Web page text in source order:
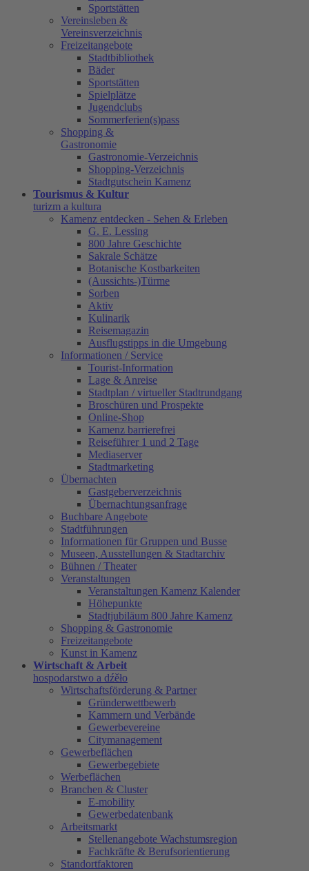
Sportstätten
Vereinsleben &
Vereinsverzeichnis
Freizeitangebote
Stadtbibliothek
Bäder
Sportstätten
Spielplätze
Jugendclubs
Sommerferien(s)pass
Shopping &
Gastronomie
Gastronomie-Verzeichnis
Shopping-Verzeichnis
Stadtgutschein Kamenz
Tourismus & Kultur
turizm a kultura
Kamenz entdecken - Sehen & Erleben
G. E. Lessing
800 Jahre Geschichte
Sakrale Schätze
Botanische Kostbarkeiten
(Aussichts-)Türme
Sorben
Aktiv
Kulinarik
Reisemagazin
Ausflugstipps in die Umgebung
Informationen / Service
Tourist-Information
Lage & Anreise
Stadtplan / virtueller Stadtrundgang
Broschüren und Prospekte
Online-Shop
Kamenz barrierefrei
Reiseführer 1 und 2 Tage
Mediaserver
Stadtmarketing
Übernachten
Gastgeberverzeichnis
Übernachtungsanfrage
Buchbare Angebote
Stadtführungen
Informationen für Gruppen und Busse
Museen, Ausstellungen & Stadtarchiv
Bühnen / Theater
Veranstaltungen
Veranstaltungen Kamenz Kalender
Höhepunkte
Stadtjubiläum 800 Jahre Kamenz
Shopping & Gastronomie
Freizeitangebote
Kunst in Kamenz
Wirtschaft & Arbeit
hospodarstwo a dźěło
Wirtschaftsförderung & Partner
Gründerwettbewerb
Kammern und Verbände
Gewerbevereine
Citymanagement
Gewerbeflächen
Gewerbegebiete
Werbeflächen
Branchen & Cluster
E-mobility
Gewerbedatenbank
Arbeitsmarkt
Stellenangebote Wachstumsregion
Fachkräfte & Berufsorientierung
Standortfaktoren